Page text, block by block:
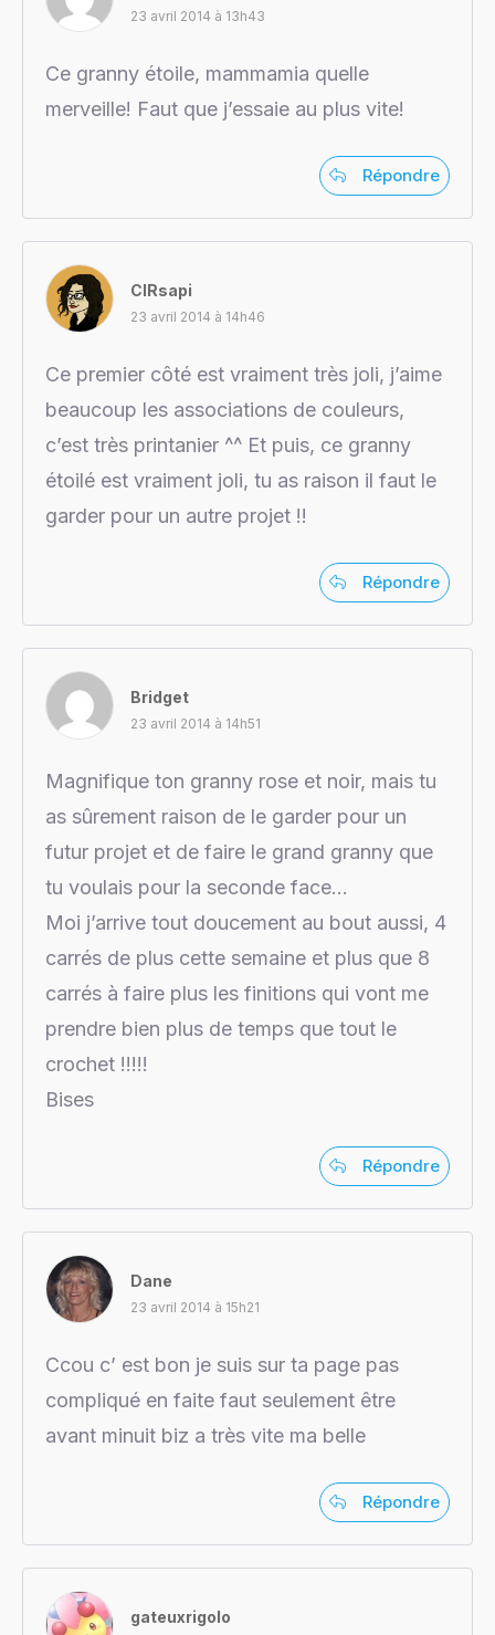
23 avril 2014 à 13h43
Ce granny étoile, mammamia quelle
merveille! Faut que j’essaie au plus vite!
Répondre
ClRsapi
23 avril 2014 à 14h46
Ce premier côté est vraiment très joli, j’aime
beaucoup les associations de couleurs,
c’est très printanier ^^ Et puis, ce granny
étoilé est vraiment joli, tu as raison il faut le
garder pour un autre projet !!
Répondre
Bridget
23 avril 2014 à 14h51
Magnifique ton granny rose et noir, mais tu
as sûrement raison de le garder pour un
futur projet et de faire le grand granny que
tu voulais pour la seconde face…
Moi j’arrive tout doucement au bout aussi, 4
carrés de plus cette semaine et plus que 8
carrés à faire plus les finitions qui vont me
prendre bien plus de temps que tout le
crochet !!!!!
Bises
Répondre
Dane
23 avril 2014 à 15h21
Ccou c’ est bon je suis sur ta page pas
compliqué en faite faut seulement être
avant minuit biz a très vite ma belle
Répondre
gateuxrigolo